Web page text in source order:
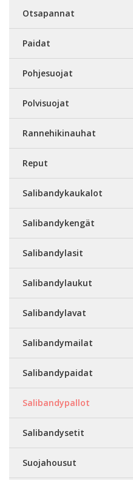
Otsapannat
Paidat
Pohjesuojat
Polvisuojat
Rannehikinauhat
Reput
Salibandykaukalot
Salibandykengät
Salibandylasit
Salibandylaukut
Salibandylavat
Salibandymailat
Salibandypaidat
Salibandypallot
Salibandysetit
Suojahousut